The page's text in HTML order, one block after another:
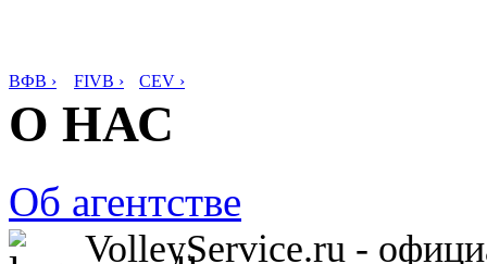
ВФВ › FIVB › CEV ›
О НАС
Об агентстве
VolleyService.ru -